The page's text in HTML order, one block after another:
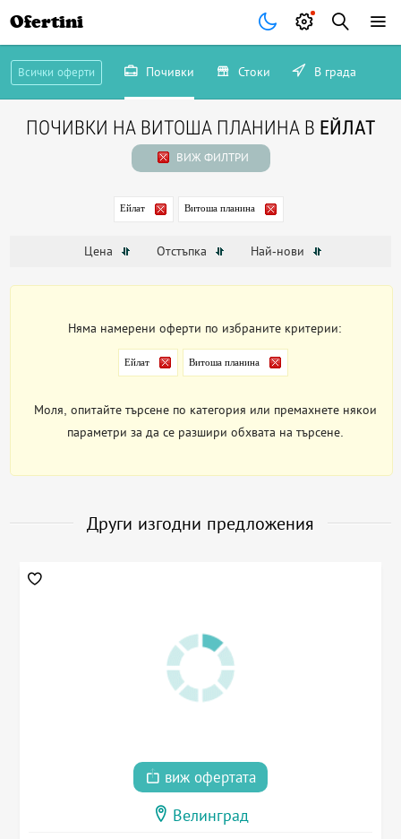
Ofertini
Всички оферти Почивки Стоки В града
ПОЧИВКИ НА ВИТОША ПЛАНИНА В ЕЙЛАТ
ВИЖ ФИЛТРИ
Ейлат Витоша планина
Цена Отстъпка Най-нови
Няма намерени оферти по избраните критерии:
Ейлат Витоша планина
Моля, опитайте търсене по категория или премахнете някои
параметри за да се разшири обхвата на търсене.
Други изгодни предложения
виж офертата
Велинград